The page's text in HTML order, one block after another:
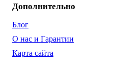
Дополнительно
Блог
О нас и Гарантии
Карта сайта